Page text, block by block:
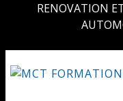
RENOVATION